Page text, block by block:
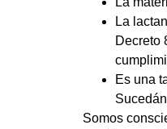
La
Decreto
Es una
Somos